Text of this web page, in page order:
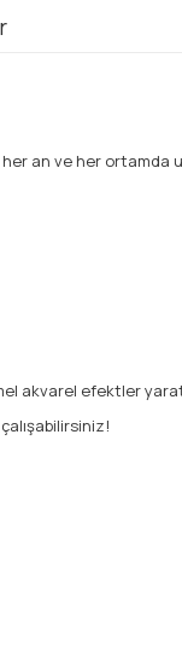
an ve her ortamda
akvarel efektler